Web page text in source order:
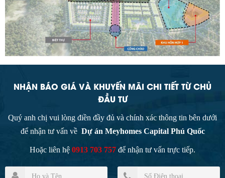
NHẬN BÁO GIÁ VÀ KHUYẾN MÃI CHI TIẾT TỪ CHỦ
ĐẦU TƯ
Quý anh chị vui lòng điền đầy đủ và chính xác thông tin bên dưới
để nhận tư vấn về Dự án Meyhomes Capital Phú Quốc
Hoặc liên hệ 0913 703 757 để nhận tư vấn trực tiếp.